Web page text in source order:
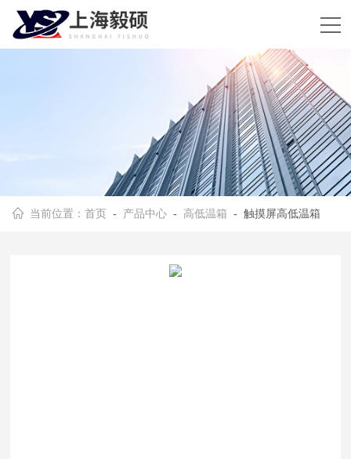
当前位置：首页 - 产品中心 - 高低温箱 - 触摸屏高低温箱